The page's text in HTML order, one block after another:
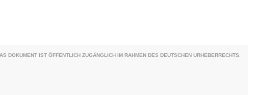
DOKUMENT IST ÖFFENTLICH ZUGÄNGLICH IM RAHMEN DES DEUTSCHEN URHEBERRECHTS.